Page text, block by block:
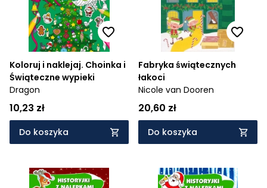
Koloruj i naklejaj. Choinka i
Świąteczne wypieki
Dragon
10,23 zł
Do koszyka
Fabryka świątecznych
łakoci
Nicole van Dooren
20,60 zł
Do koszyka